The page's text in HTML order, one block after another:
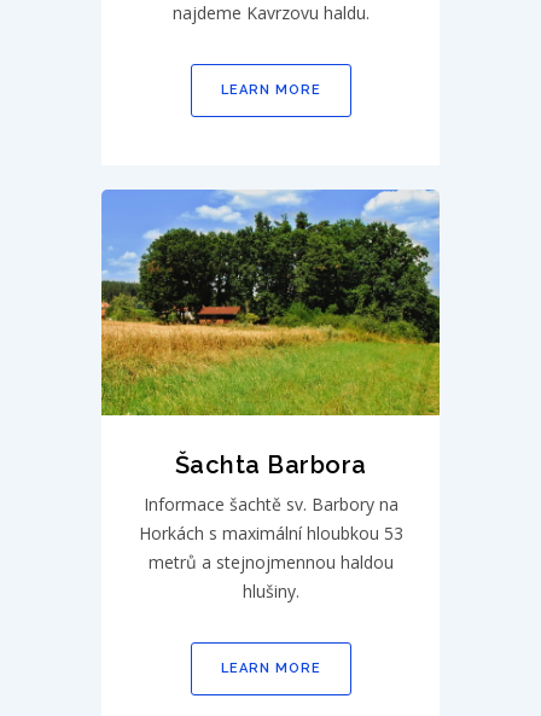
najdeme Kavrzovu haldu.
LEARN MORE
Šachta Barbora
Informace šachtě sv. Barbory na
Horkách s maximální hloubkou 53
metrů a stejnojmennou haldou
hlušiny.
LEARN MORE